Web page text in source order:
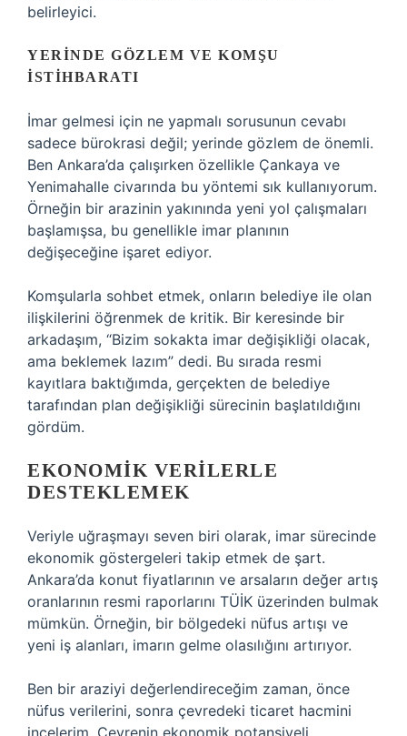
belirleyici.
YERINDE GÖZLEM VE KOMŞU
İSTIHBARATI
İmar gelmesi için ne yapmalı sorusunun cevabı
sadece bürokrasi değil; yerinde gözlem de önemli.
Ben Ankara’da çalışırken özellikle Çankaya ve
Yenimahalle civarında bu yöntemi sık kullanıyorum.
Örneğin bir arazinin yakınında yeni yol çalışmaları
başlamışsa, bu genellikle imar planının
değişeceğine işaret ediyor.
Komşularla sohbet etmek, onların belediye ile olan
ilişkilerini öğrenmek de kritik. Bir keresinde bir
arkadaşım, “Bizim sokakta imar değişikliği olacak,
ama beklemek lazım” dedi. Bu sırada resmi
kayıtlara baktığımda, gerçekten de belediye
tarafından plan değişikliği sürecinin başlatıldığını
gördüm.
EKONOMIK VERILERLE
DESTEKLEMEK
Veriyle uğraşmayı seven biri olarak, imar sürecinde
ekonomik göstergeleri takip etmek de şart.
Ankara’da konut fiyatlarının ve arsaların değer artış
oranlarının resmi raporlarını TÜİK üzerinden bulmak
mümkün. Örneğin, bir bölgedeki nüfus artışı ve
yeni iş alanları, imarın gelme olasılığını artırıyor.
Ben bir araziyi değerlendireceğim zaman, önce
nüfus verilerini, sonra çevredeki ticaret hacmini
incelerim. Çevrenin ekonomik potansiyeli